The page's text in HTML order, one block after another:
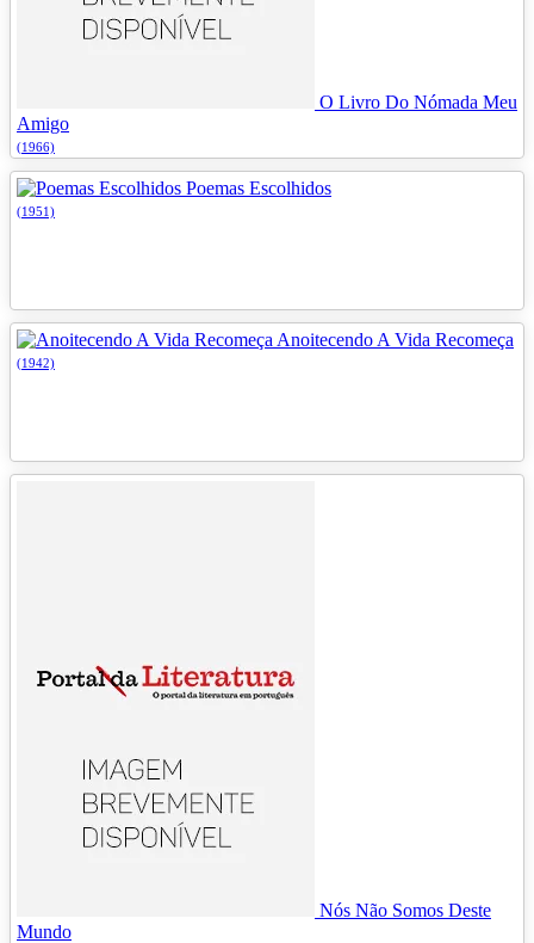
O Livro Do Nómada Meu
Amigo
(1966)
Poemas Escolhidos
(1951)
Anoitecendo A Vida Recomeça
(1942)
Nós Não Somos Deste
Mundo